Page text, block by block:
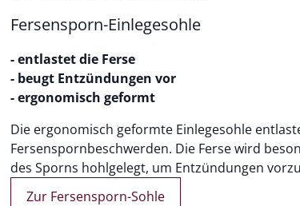
Fersensporn-Einlegesohle
- entlastet die Ferse
- beugt Entzündungen vor
- ergonomisch geformt
Die ergonomisch geformte Einlegesohle
Fersenspornbeschwerden. Die Ferse wird
des Sporns hohlgelegt, um Entzündungen
Zur Fersensporn-Sohle